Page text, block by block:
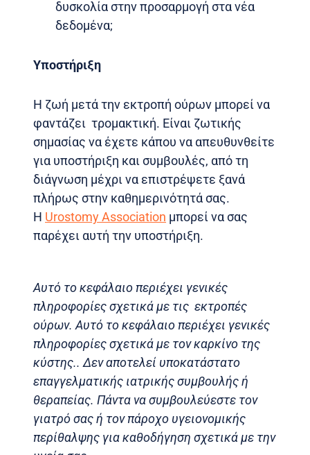
δυσκολία στην προσαρμογή στα νέα
δεδομένα;
Υποστήριξη
Η ζωή μετά την εκτροπή ούρων μπορεί να
φαντάζει τρομακτική. Είναι ζωτικής
σημασίας να έχετε κάπου να απευθυνθείτε
για υποστήριξη και συμβουλές, από τη
διάγνωση μέχρι να επιστρέψετε ξανά
πλήρως στην καθημερινότητά σας.
Η Urostomy Association μπορεί να σας
παρέχει αυτή την υποστήριξη.
Αυτό το κεφάλαιο περιέχει γενικές
πληροφορίες σχετικά με τις εκτροπές
ούρων. Αυτό το κεφάλαιο περιέχει γενικές
πληροφορίες σχετικά με τον καρκίνο της
κύστης.. Δεν αποτελεί υποκατάστατο
επαγγελματικής ιατρικής συμβουλής ή
θεραπείας. Πάντα να συμβουλεύεστε τον
γιατρό σας ή τον πάροχο υγειονομικής
περίθαλψης για καθοδήγηση σχετικά με την